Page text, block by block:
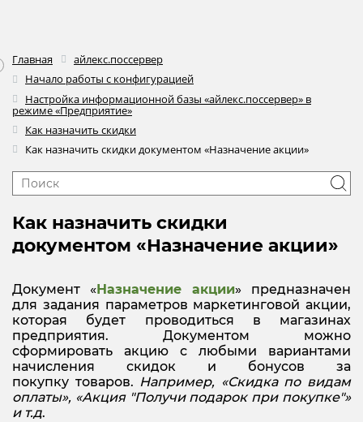
Главная
айлекс.поссервер
Начало работы с конфигурацией
Настройка информационной базы «айлекс.поссервер» в
режиме «Предприятие»
Как назначить скидки
Как назначить скидки документом «Назначение акции»
Как назначить скидки
документом «Назначение акции»
Документ « Назначение акции» предназначен
для задания параметров маркетинговой акции,
которая будет проводиться в магазинах
предприятия. Документом можно
сформировать акцию с любыми вариантами
начисления скидок и бонусов за
покупку товаров. Например, «Скидка по видам
оплаты», «Акция "Получи подарок при покупке"»
и т.д.